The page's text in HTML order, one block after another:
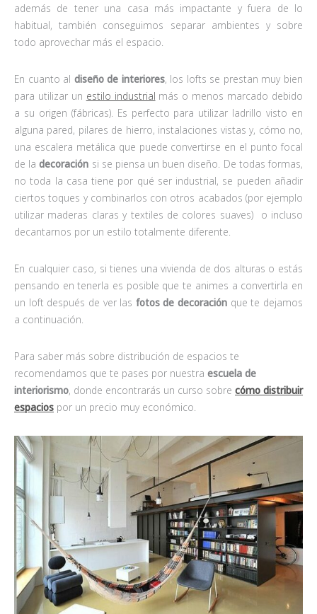
además de tener una casa más impactante y fuera de lo
habitual, también conseguimos separar ambientes y sobre
todo aprovechar más el espacio.
En cuanto al diseño de interiores, los lofts se prestan muy bien
para utilizar un estilo industrial más o menos marcado debido
a su origen (fábricas). Es perfecto para utilizar ladrillo visto en
alguna pared, pilares de hierro, instalaciones vistas y, cómo no,
una escalera metálica que puede convertirse en el punto focal
de ladecoración si se piensa un buen diseño. De todas formas,
no toda la casa tiene por qué ser industrial, se pueden añadir
ciertos toques y combinarlos con otros acabados (por ejemplo
utilizar maderas claras y textiles de colores suaves) o incluso
decantarnos por un estilo totalmente diferente.
En cualquier caso, si tienes una vivienda de dos alturas o estás
pensando en tenerla es posible que te animes a convertirla en
un loft después de ver las fotos de decoración que te dejamos
a continuación.
Para saber más sobre distribución de espacios te
recomendamos que te pases por nuestra escuela de
interiorismo, donde encontrarás un curso sobre cómo distribuir
espacios por un precio muy económico.